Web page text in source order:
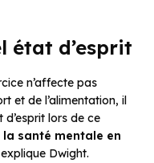
état d’esprit
n’affecte pas
et de l’alimentation, il
lors de ce
la santé mentale en
explique Dwight.